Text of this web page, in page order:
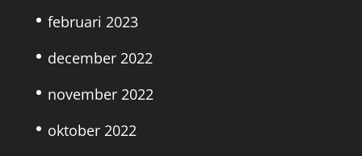
februari 2023
december 2022
november 2022
oktober 2022